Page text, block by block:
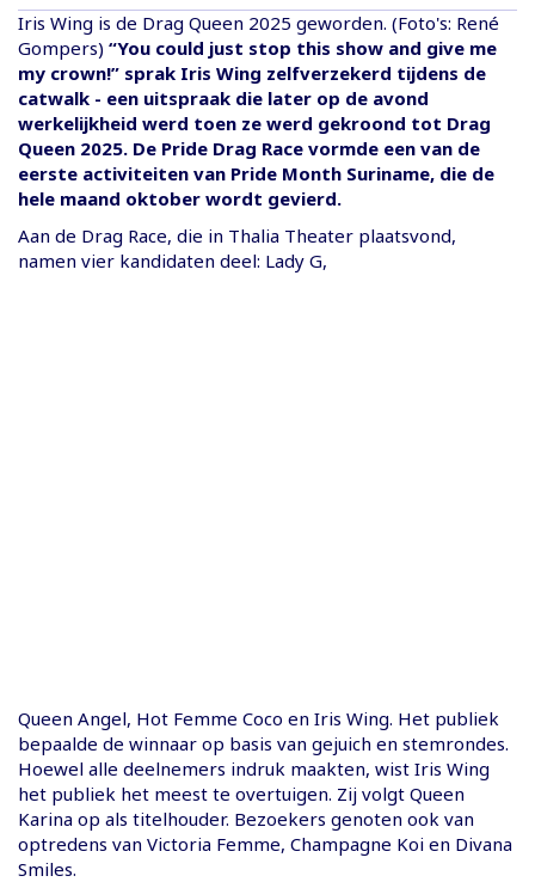
Iris Wing is de Drag Queen 2025 geworden. (Foto's: René
Gompers) “You could just stop this show and give me
my crown!” sprak Iris Wing zelfverzekerd tijdens de
catwalk - een uitspraak die later op de avond
werkelijkheid werd toen ze werd gekroond tot Drag
Queen 2025. De Pride Drag Race vormde een van de
eerste activiteiten van Pride Month Suriname, die de
hele maand oktober wordt gevierd.
Aan de Drag Race, die in Thalia Theater plaatsvond,
namen vier kandidaten deel: Lady G,
Queen Angel, Hot Femme Coco en Iris Wing. Het publiek
bepaalde de winnaar op basis van gejuich en stemrondes.
Hoewel alle deelnemers indruk maakten, wist Iris Wing
het publiek het meest te overtuigen. Zij volgt Queen
Karina op als titelhouder. Bezoekers genoten ook van
optredens van Victoria Femme, Champagne Koi en Divana
Smiles.